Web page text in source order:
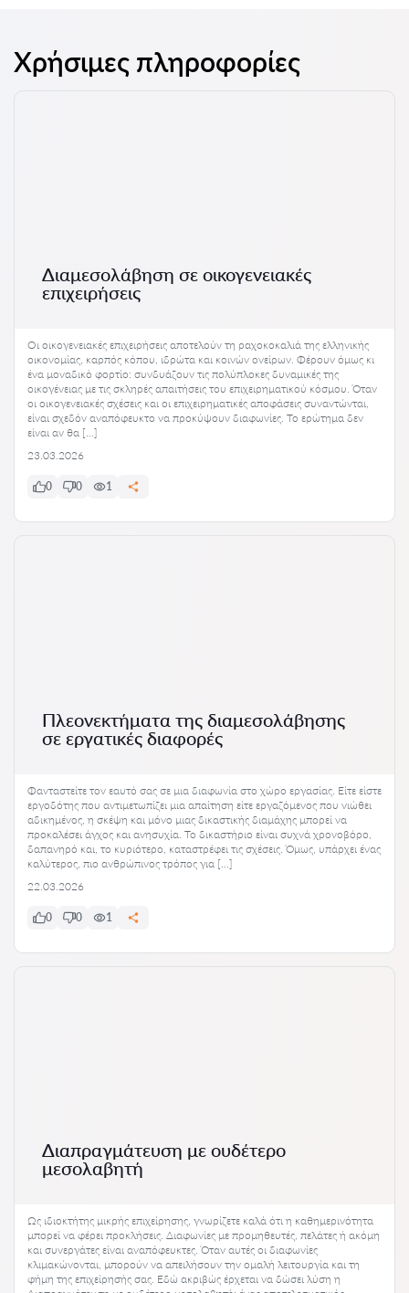
Χρήσιμες πληροφορίες
Διαμεσολάβηση σε οικογενειακές
επιχειρήσεις
Οι οικογενειακές επιχειρήσεις αποτελούν τη ραχοκοκαλιά της ελληνικής
οικονομίας, καρπός κόπου, ιδρώτα και κοινών ονείρων. Φέρουν όμως κι
ένα μοναδικό φορτίο: συνδυάζουν τις πολύπλοκες δυναμικές της
οικογένειας με τις σκληρές απαιτήσεις του επιχειρηματικού κόσμου. Όταν
οι οικογενειακές σχέσεις και οι επιχειρηματικές αποφάσεις συναντώνται,
είναι σχεδόν αναπόφευκτο να προκύψουν διαφωνίες. Το ερώτημα δεν
είναι αν θα […]
23.03.2026
0 0 1
Πλεονεκτήματα της διαμεσολάβησης
σε εργατικές διαφορές
Φανταστείτε τον εαυτό σας σε μια διαφωνία στο χώρο εργασίας. Είτε είστε
εργοδότης που αντιμετωπίζει μια απαίτηση είτε εργαζόμενος που νιώθει
αδικημένος, η σκέψη και μόνο μιας δικαστικής διαμάχης μπορεί να
προκαλέσει άγχος και ανησυχία. Το δικαστήριο είναι συχνά χρονοβόρο,
δαπανηρό και, το κυριότερο, καταστρέφει τις σχέσεις. Όμως, υπάρχει ένας
καλύτερος, πιο ανθρώπινος τρόπος για […]
22.03.2026
0 0 1
Διαπραγμάτευση με ουδέτερο
μεσολαβητή
Ως ιδιοκτήτης μικρής επιχείρησης, γνωρίζετε καλά ότι η καθημερινότητα
μπορεί να φέρει προκλήσεις. Διαφωνίες με προμηθευτές, πελάτες ή ακόμη
και συνεργάτες είναι αναπόφευκτες. Όταν αυτές οι διαφωνίες
κλιμακώνονται, μπορούν να απειλήσουν την ομαλή λειτουργία και τη
φήμη της επιχείρησής σας. Εδώ ακριβώς έρχεται να δώσει λύση η